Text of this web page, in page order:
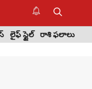
లైఫ్ స్టైల్ రాశి ఫలాలు